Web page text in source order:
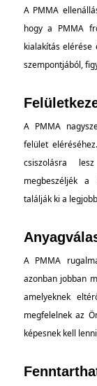
A PMMA
hogy a PMMA
kialakítás
szempontjából,
A PMMA
felület
csiszolásra
megbeszéljék a
találják ki a
A PMMA
azonban jobban
amelyeknek
megfelelnek az
képesnek kell